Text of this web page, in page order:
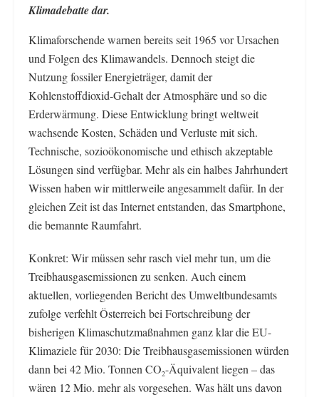
Klimadebatte dar.
Klimaforschende warnen bereits seit 1965 vor Ursachen
und Folgen des Klimawandels. Dennoch steigt die
Nutzung fossiler Energieträger, damit der
Kohlenstoffdioxid-Gehalt der Atmosphäre und so die
Erderwärmung. Diese Entwicklung bringt weltweit
wachsende Kosten, Schäden und Verluste mit sich.
Technische, sozioökonomische und ethisch akzeptable
Lösungen sind verfügbar. Mehr als ein halbes Jahrhundert
Wissen haben wir mittlerweile angesammelt dafür. In der
gleichen Zeit ist das Internet entstanden, das Smartphone,
die bemannte Raumfahrt.
Konkret: Wir müssen sehr rasch viel mehr tun, um die
Treibhausgasemissionen zu senken. Auch einem
aktuellen, vorliegenden Bericht des Umweltbundesamts
zufolge verfehlt Österreich bei Fortschreibung der
bisherigen Klimaschutzmaßnahmen ganz klar die EU-
Klimaziele für 2030: Die Treibhausgasemissionen würden
dann bei 42 Mio. Tonnen CO2-Äquivalent liegen – das
wären 12 Mio. mehr als vorgesehen. Was hält uns davon